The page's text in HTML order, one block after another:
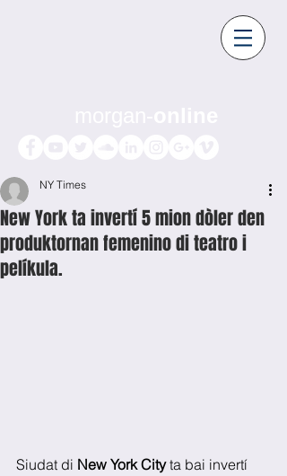
New York ta invertí 5 mion dòler den
produktornan femenino di teatro i
pelíkula.
NY Times
Siudat di New York City ta bai invertí